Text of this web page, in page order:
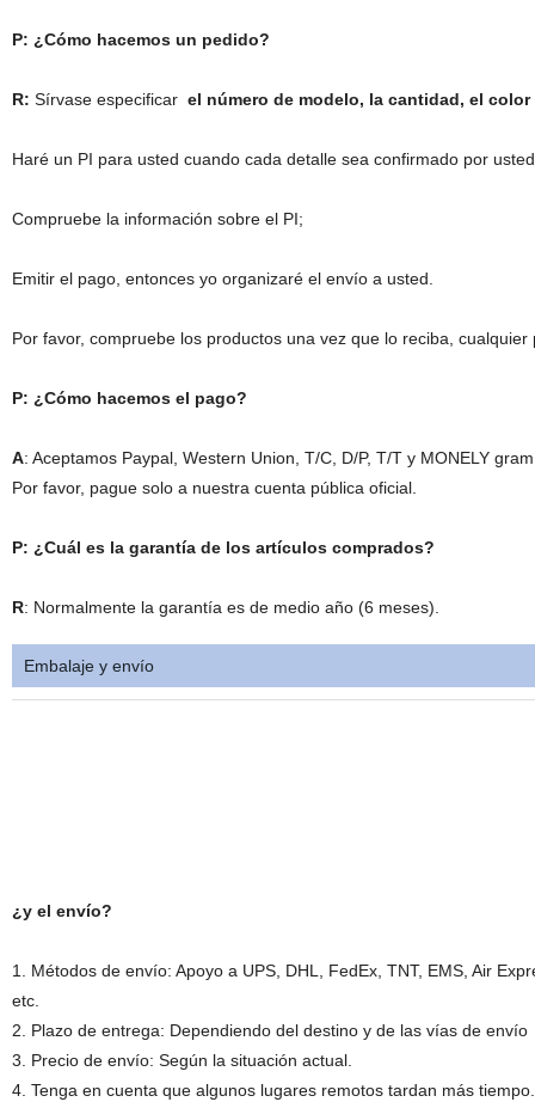
P: ¿Cómo hacemos un pedido?
R: Sírvase especificar el número de modelo, la cantidad, el
Haré un PI para usted cuando cada detalle sea confirmado por
Compruebe la información sobre el PI;
Emitir el pago, entonces yo organizaré el envío a usted.
Por favor, compruebe los productos una vez que lo reciba,
P: ¿Cómo hacemos el pago?
A: Aceptamos Paypal, Western Union, T/C, D/P, T/T y MONELY
Por favor, pague solo a nuestra cuenta pública oficial.
P: ¿Cuál es la garantía de los artículos comprados?
R: Normalmente la garantía es de medio año (6 meses).
Embalaje y envío
¿y el envío?
1. Métodos de envío: Apoyo a UPS, DHL, FedEx, TNT, EMS, Air
etc.
2. Plazo de entrega: Dependiendo del destino y de las vías de envío
3. Precio de envío: Según la situación actual.
4. Tenga en cuenta que algunos lugares remotos tardan más tiempo.